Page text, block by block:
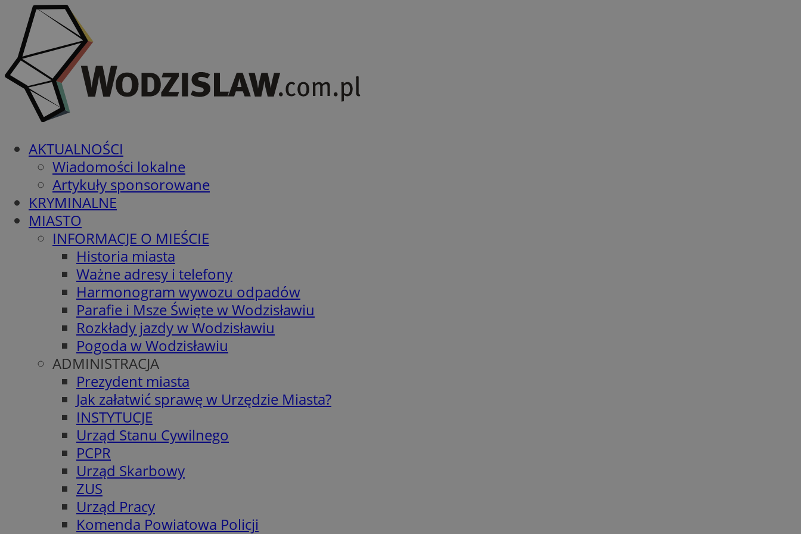
AKTUALNOŚCI
Wiadomości lokalne
Artykuły sponsorowane
KRYMINALNE
MIASTO
INFORMACJE O MIEŚCIE
Historia miasta
Ważne adresy i telefony
Harmonogram wywozu odpadów
Parafie i Msze Święte w Wodzisławiu
Rozkłady jazdy w Wodzisławiu
Pogoda w Wodzisławiu
ADMINISTRACJA
Prezydent miasta
Jak załatwić sprawę w Urzędzie Miasta?
INSTYTUCJE
Urząd Stanu Cywilnego
PCPR
Urząd Skarbowy
ZUS
Urząd Pracy
Komenda Powiatowa Policji